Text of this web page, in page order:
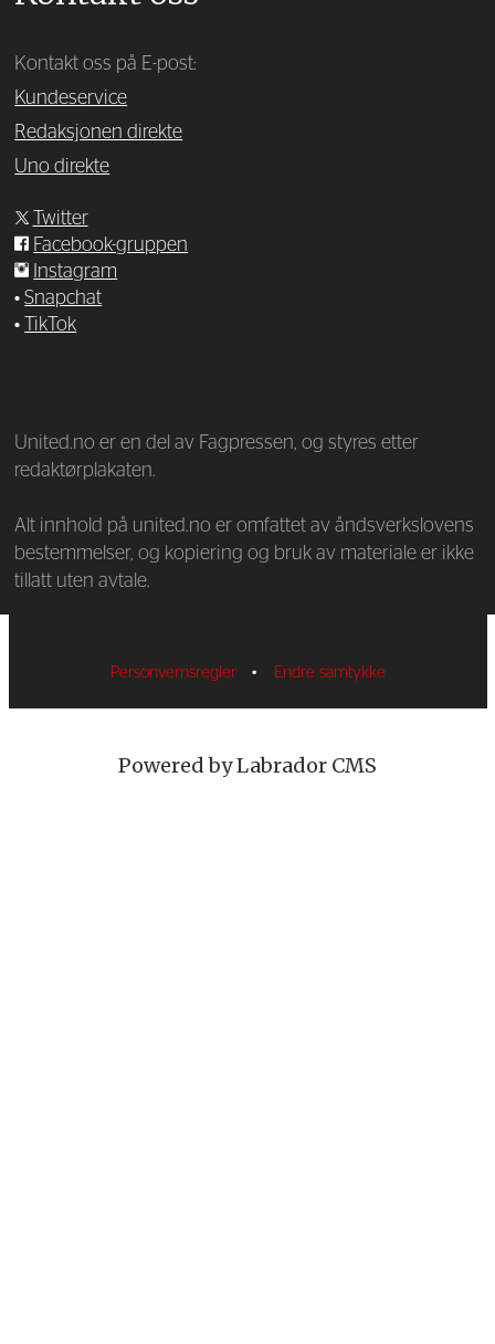
Kontakt oss på E-post:
Kundeservice
Redaksjonen direkte
Uno direkte
Twitter
Facebook-gruppen
Instagram
•Snapchat
•
TikTok
United.no er en del av Fagpressen, og styres etter
redaktørplakaten.
Alt innhold på united.no er omfattet av åndsverkslovens
bestemmelser, og kopiering og bruk av materiale er ikke
tillatt uten avtale.
Personvernsregler • Endre samtykke
Powered by Labrador CMS